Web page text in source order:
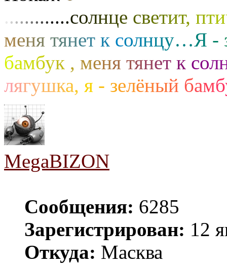
............солнце светит, пти
меня тянет к солнцу…Я -
бамбук , меня тянет к сол
лягушка, я - зелёный бамб
MegaBIZON
Сообщения: 6285
Зарегистрирован: 12
Откуда: Масква